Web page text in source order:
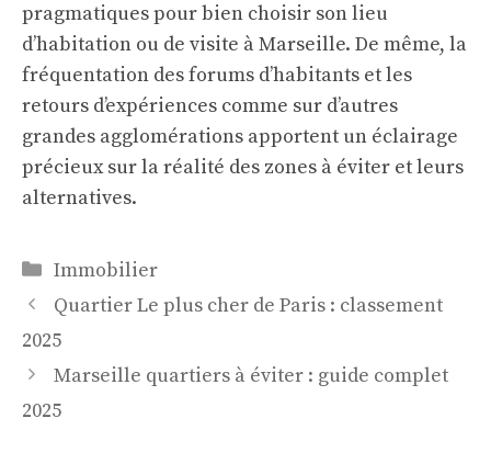
pragmatiques pour bien choisir son lieu
d’habitation ou de visite à Marseille. De même, la
fréquentation des forums d’habitants et les
retours d’expériences comme sur d’autres
grandes agglomérations apportent un éclairage
précieux sur la réalité des zones à éviter et leurs
alternatives.
Catégories
Immobilier
Quartier Le plus cher de Paris : classement
2025
Marseille quartiers à éviter : guide complet
2025